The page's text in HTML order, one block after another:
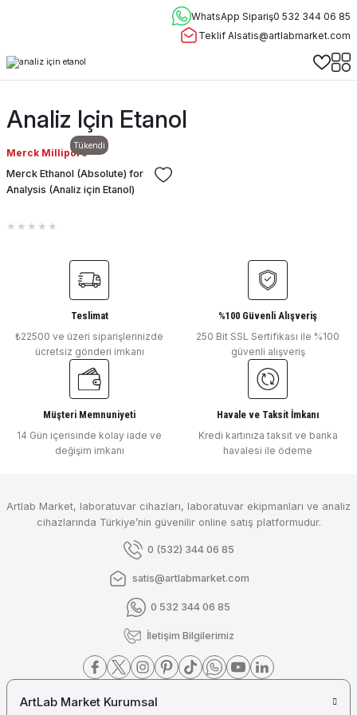
WhatsApp Sipariş0 532 344 06 85
Teklif Alsatis@artlabmarket.com
Analiz Için Etanol
Tükendi
Merck Millipore
Merck Ethanol (Absolute) for
Analysis (Analiz için Etanol)
Teslimat
₺22500 ve üzeri siparişlerinizde
ücretsiz gönderi imkanı
%100 Güvenli Alışveriş
250 Bit SSL Sertifikası ile %100
güvenli alışveriş
Müşteri Memnuniyeti
14 Gün içerisinde kolay iade ve
değişim imkanı
Havale ve Taksit İmkanı
Kredi kartınıza taksit ve banka
havalesi ile ödeme
Artlab Market, laboratuvar cihazları, laboratuvar ekipmanları ve analiz
cihazlarında Türkiye’nin güvenilir online satış platformudur.
0 (532) 344 06 85
satis@artlabmarket.com
0 532 344 06 85
İletişim Bilgilerimiz
ArtLab Market Kurumsal